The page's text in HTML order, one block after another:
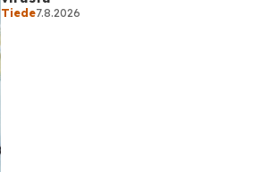
Tiede7.8.2026